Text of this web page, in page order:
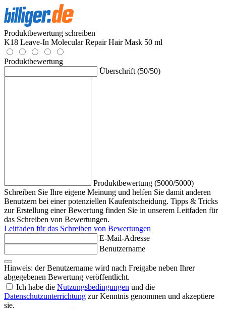
Produktbewertung schreiben
K18 Leave-In Molecular Repair Hair Mask 50 ml
Produktbewertung
Überschrift (50/50)
Produktbewertung (5000/5000)
Schreiben Sie Ihre eigene Meinung und helfen Sie damit anderen
Benutzern bei einer potenziellen Kaufentscheidung. Tipps & Tricks
zur Erstellung einer Bewertung finden Sie in unserem Leitfaden für
das Schreiben von Bewertungen.
Leitfaden für das Schreiben von Bewertungen
E-Mail-Adresse
Benutzername
Hinweis: der Benutzername wird nach Freigabe neben Ihrer
abgegebenen Bewertung veröffentlicht.
Ich habe die Nutzungsbedingungen und die
Datenschutzunterrichtung zur Kenntnis genommen und akzeptiere
sie.